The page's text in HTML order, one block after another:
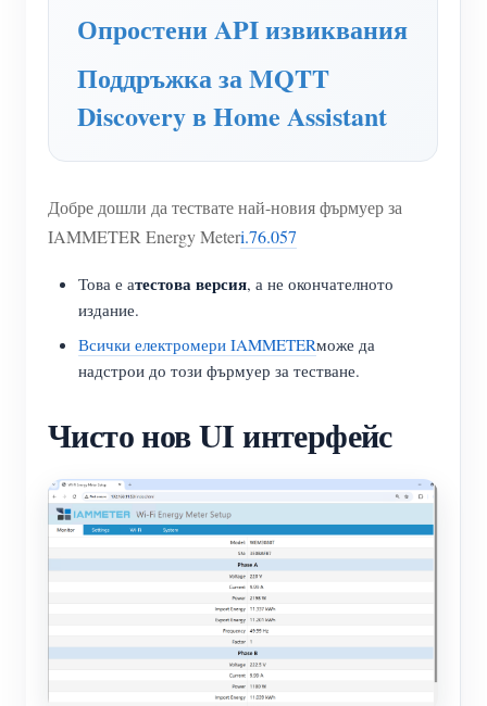
(WEM3050T)
WiFi контролер за захранване
IAMMETER Cloud Pro
Услуга за самостоятелно хостване
EV зарядно устройство
IAMMETER Симулатор
Виртуален измервателен уред
Приложения
Енергиен монитор на слънчева фотоволтаична
Монитор за потребление на електроенергия
Система за управление на фотоволтаични
Домашна автоматизация
Фабричен енергиен мониторинг
Магазин
Бърз старт на продукта
Документ
Обучително видео
Общност
Разработчик
Програма за награди
За нас
Опростени API извиквания
Поддръжка за MQTT
Discovery в Home Assistant
Добре дошли да тествате най-новия фърмуер за
IAMMETER Energy Meteri.76.057
Това е атестова версия, а не окончателното
издание.
Всички електромери IAMMETERможе да
надстрои до този фърмуер за тестване.
Чисто нов UI интерфейс